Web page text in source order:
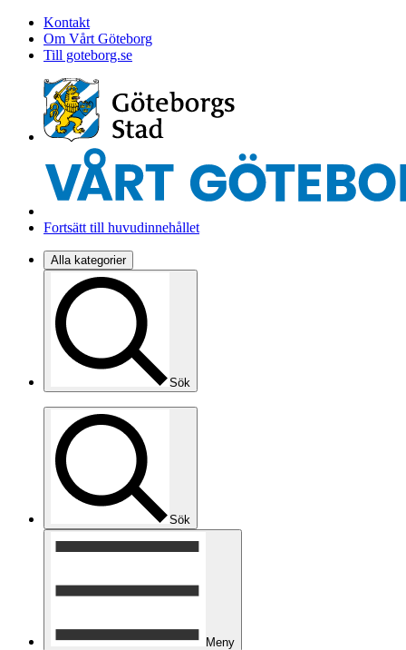
Kontakt
Om Vårt Göteborg
Till goteborg.se
Fortsätt till huvudinnehållet
Alla kategorier
Sök
Sök
Meny